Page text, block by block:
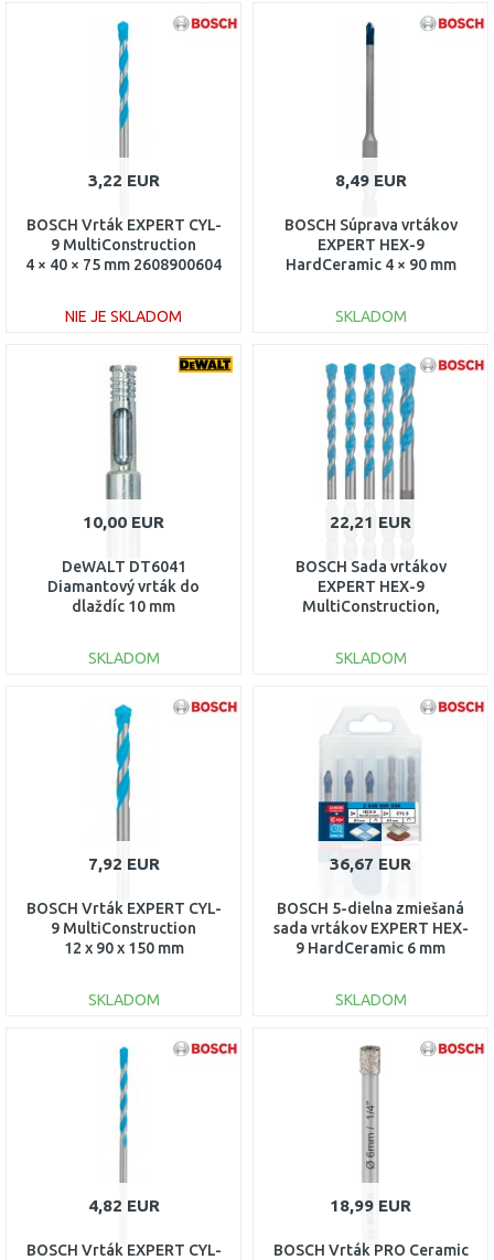
DO KOŠÍKA
Porovnať
DO KOŠÍKA
3,22 EUR
BOSCH Vrták EXPERT CYL-
9 MultiConstruction
4 × 40 × 75 mm 2608900604
NIE JE SKLADOM
DO KOŠÍKA
Porovnať
8,49 EUR
BOSCH Súprava vrtákov
EXPERT HEX-9
HardCeramic 4 × 90 mm
SKLADOM
DO KOŠÍKA
Porovnať
10,00 EUR
DeWALT DT6041
Diamantový vrták do
dlaždíc 10 mm
SKLADOM
DO KOŠÍKA
Porovnať
22,21 EUR
BOSCH Sada vrtákov
EXPERT HEX-9
MultiConstruction,
SKLADOM
DO KOŠÍKA
7,92 EUR
BOSCH Vrták EXPERT CYL-
9 MultiConstruction
12 x 90 x 150 mm
SKLADOM
DO KOŠÍKA
Porovnať
36,67 EUR
BOSCH 5-dielna zmiešaná
sada vrtákov EXPERT HEX-
9 HardCeramic 6 mm
SKLADOM
DO KOŠÍKA
4,82 EUR
BOSCH Vrták EXPERT CYL-
18,99 EUR
BOSCH Vrták PRO Ceramic